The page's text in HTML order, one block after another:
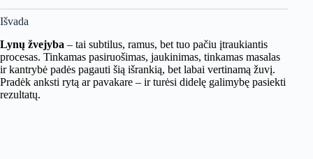
Išvada
Lynų žvejyba – tai subtilus, ramus, bet tuo pačiu įtraukiantis
procesas. Tinkamas pasiruošimas, jaukinimas, tinkamas masalas
ir kantrybė padės pagauti šią išrankią, bet labai vertinamą žuvį.
Pradėk anksti rytą ar pavakare – ir turėsi didelę galimybę pasiekti
rezultatų.